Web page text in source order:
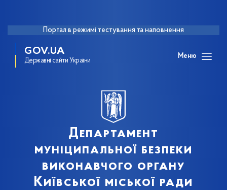
Портал в режимі тестування та наповнення
GOV.UA
Державні сайти України
Меню
Департамент
муніципальної безпеки
виконавчого органу
Київської міської ради